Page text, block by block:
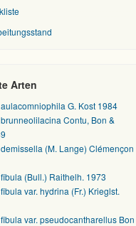
Arten
G. Kost 1984
Contu, Bon &
(M. Lange) Clémençon
(Bull.) Raithelh. 1973
var. hydrina (Fr.) Krieglst.
var. pseudocantharellus Bon